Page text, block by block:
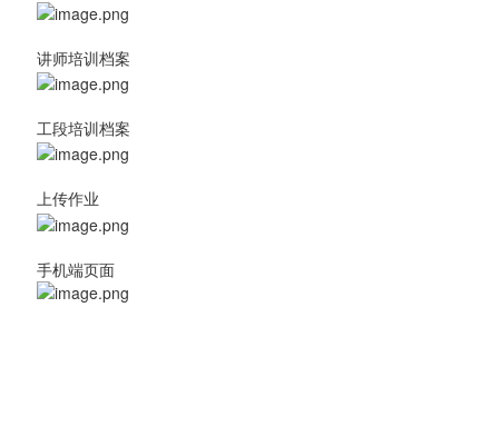
讲师培训档案
工段培训档案
上传作业
手机端页面